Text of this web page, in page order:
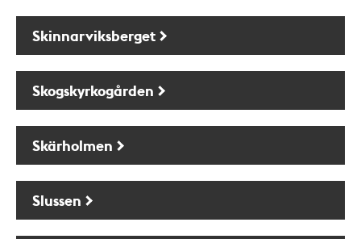
Skinnarviksberget
Skogskyrkogården
Skärholmen
Slussen